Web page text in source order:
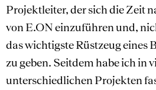
Projektleiter, der sich die Zeit
von E.ON einzuführen und,
das wichtigste Rüstzeug eines
zu geben. Seitdem habe ich in
unterschiedlichen Projekten